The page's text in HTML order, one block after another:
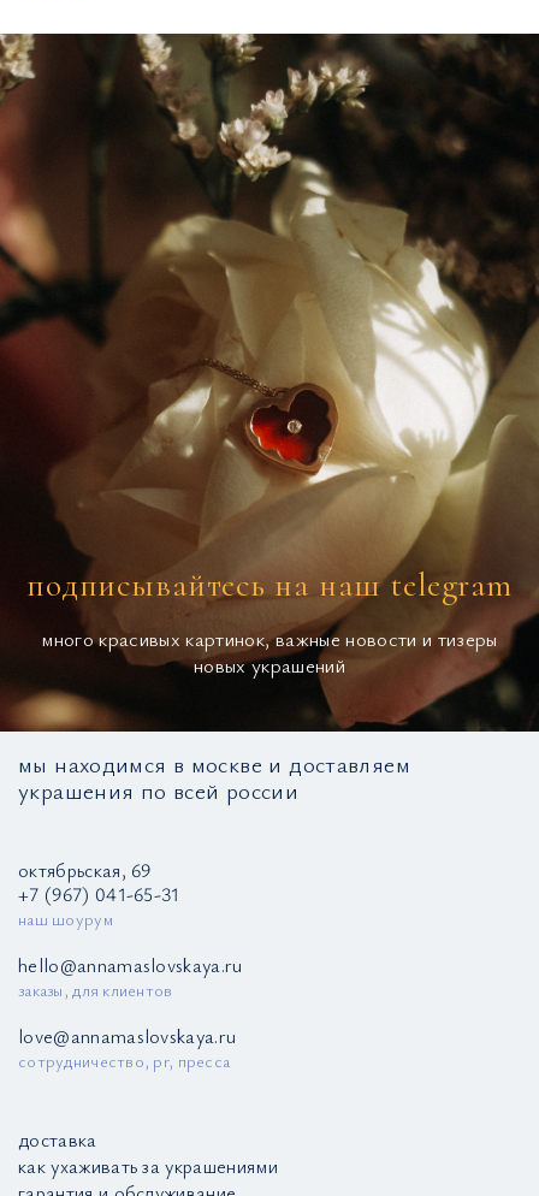
подписывайтесь на наш telegram
много красивых картинок, важные новости и тизеры
новых украшений
мы находимся в москве и доставляем
украшения по всей россии
октябрьская, 69
+7 (967) 041-65-31
наш шоурум
hello@annamaslovskaya.ru
заказы, для клиентов
love@annamaslovskaya.ru
сотрудничество, pr, пресса
доставка
как ухаживать за украшениями